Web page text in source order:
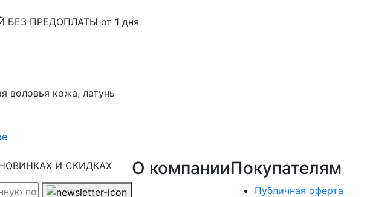
ПРЕДОПЛАТЫ от 1 дня
воловья кожа, латунь
И СКИДКАХ О компанииПокупателям
Публичная оферта